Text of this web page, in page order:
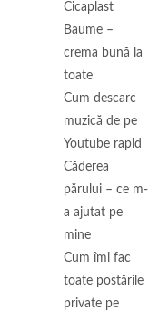
Cicaplast
Baume –
crema bună la
toate
Cum descarc
muzică de pe
Youtube rapid
Căderea
părului – ce m-
a ajutat pe
mine
Cum îmi fac
toate postările
private pe